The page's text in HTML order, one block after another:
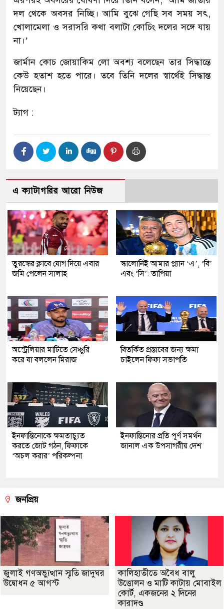
দল থেকে অবসর নিচ্ছি। আমি বুঝে গেছি সব সময় সৎ,
খোলামেলা ও সরাসরি কথা বলাটা কোচিং দলের সঙ্গে যায়
না।’
জার্মান কোচ জোয়াকিম লো অবশ্য বলেছেন তার সিদ্ধান্তে
কেউ হতাশ হতে পারে। তবে তিনি দলের স্বার্থেই সিদ্ধান্ত
নিয়েছেন।
ট্যাগ :
এ ক্যাটাগরির আরো নিউজ
তুরস্কের ক্লাবে যোগ দিয়ে এবার
জমি পেলেন সালাহ
স্কালোনিই আমার প্ল্যান ‘এ’, ‘বি’
এবং ‘সি’: তাপিয়া
অস্ট্রেলিয়ার মাটিতে সেঞ্চুরি
করে যা বললেন মিরাজ
বিতর্কিত প্রস্তাবের জন্য ক্ষমা
চাইলেন ফিফা সভাপতি
ইনফান্তিনোকে ক্ষমতাচ্যুত
করতে জোট গঠন, ফিফাকে
‘অচল করার’ পরিকল্পনা
ইনফান্তিনোর প্রতি পূর্ণ সমর্থন
জানাল এক উপসাগরীয় দেশ
জনপ্রিয়
জুলাই গণঅভ্যুত্থান স্মৃতি জাদুঘর
উদ্বোধন ৫ আগস্ট
কালিহাতীতে অবৈধ বালু
উত্তোলন ও মাটি কাটায় মোবাইল
কোর্ট, একজনের ২ দিনের
কারাদণ্ড